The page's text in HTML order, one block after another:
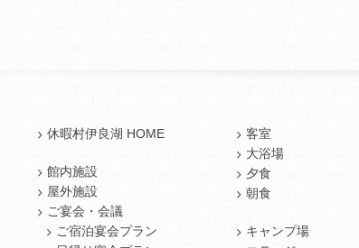
休暇村伊良湖 HOME
館内施設
屋外施設
ご宴会・会議
ご宿泊宴会プラン
客室
大浴場
夕食
朝食
キャンプ場